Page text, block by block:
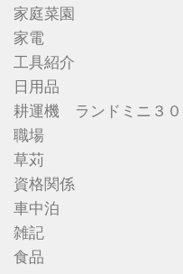
家庭菜園
家電
工具紹介
日用品
耕運機 ランドミニ３０
職場
草苅
資格関係
車中泊
雑記
食品